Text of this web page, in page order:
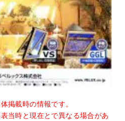
掲載時の情報です。
当時と現在とで異なる場合があ